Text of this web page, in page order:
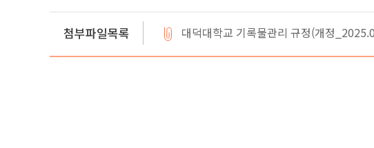
첨부파일목록 대덕대학교 기록물관리 규정(개정